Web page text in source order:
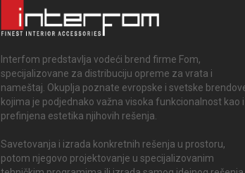
Interfom predstavlja vodeći brend firme Fom,
specijalizovane za distribuciju opreme za vrata i
nameštaj. Okuplja poznate evropske i svetske
kojima je podjednako važna visoka funkcionalnost kao i
prefinjena estetika njihovih rešenja.
Savetovanja i izrada konkretnih rešenja u prostoru,
potom njegovo projektovanje u specijalizovanim